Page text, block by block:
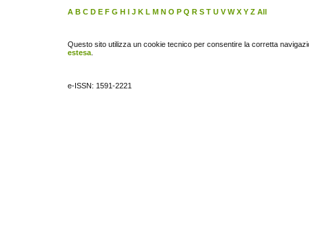
A B C D E F G H I J K L M N O P Q R S T U V W X Y Z All
Questo sito utilizza un cookie tecnico per consentire la corretta
estesa
e-ISSN: 1591-2221